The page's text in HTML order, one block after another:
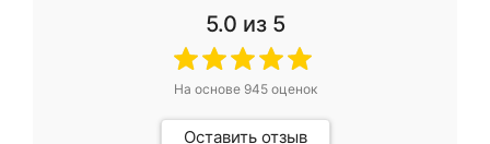
5.0 из 5
На основе 945оценок
Оставить отзыв